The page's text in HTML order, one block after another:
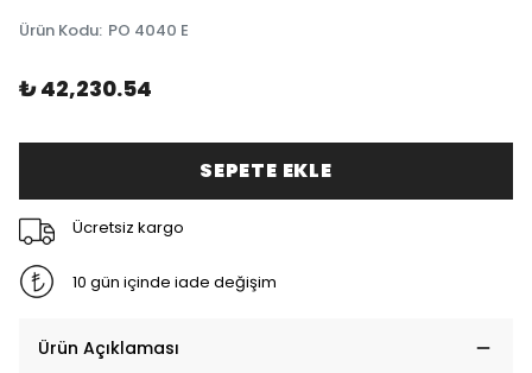
Ürün Kodu: PO 4040 E
₺ 42,230.54
SEPETE EKLE
Ücretsiz kargo
10 gün içinde iade değişim
Ürün Açıklaması